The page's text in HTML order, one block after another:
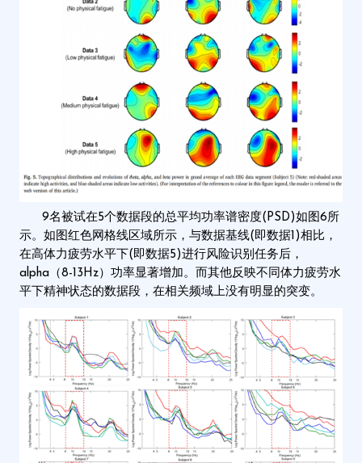
9名被试在5个数据段的总平均功率谱密度(PSD)如图6所
示。如图红色网格线区域所示，与数据基线(即数据1)相比，
在高体力疲劳水平下(即数据5)进行风险识别任务后，
alpha（8-13Hz）功率显著增加。而其他反映不同体力疲劳水
平下精神状态的数据段，在相关频域上没有明显的突变。